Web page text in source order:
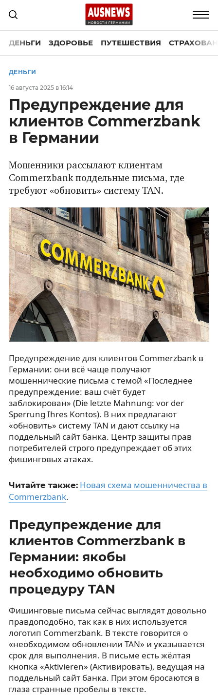
ДЕНЬГИ ЗДОРОВЬЕ ПУТЕШЕСТВИЯ
ДЕНЬГИ
16 августа 2025 в 16:14
Предупреждение для
клиентов Commerzbank
в Германии
Мошенники рассылают клиентам
Commerzbank поддельные письма, где
требуют «обновить» систему TAN.
Предупреждение для клиентов Commerzbank в
Германии: они всё чаще получают
мошеннические письма с темой «Последнее
предупреждение: ваш счёт будет
заблокирован» (Die letzte Mahnung: vor der
Sperrung Ihres Kontos). В них предлагают
«обновить» систему TAN и дают ссылку на
поддельный сайт банка. Центр защиты прав
потребителей строго предупреждает об этих
фишинговых атаках.
Читайте также: Новая схема мошенничества в
Commerzbank.
Предупреждение для
клиентов Commerzbank в
Германии: якобы
необходимо обновить
процедуру TAN
Фишинговые письма сейчас выглядят довольно
правдоподобно, так как в них используется
логотип Commerzbank. В тексте говорится о
«необходимом обновлении TAN» и указывается
срок для выполнения. В письме есть жёлтая
кнопка «Aktivieren» (Активировать), ведущая на
поддельный сайт банка. При этом бросаются в
глаза странные пробелы в тексте.